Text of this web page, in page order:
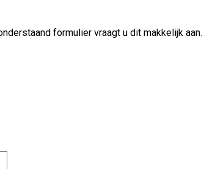
formulier vraagt u dit makkelijk aan.